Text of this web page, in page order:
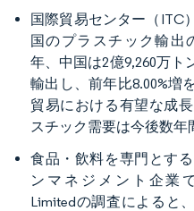
国際貿易センター（ITC
国のプラスチック輸出
年、中国は2億9,260万ト
輸出し、前年比8.00%増
貿易における有望な成
スチック需要は今後数年
食品・飲料を専門とす
ンマネジメント企業で
Limitedの調査によると